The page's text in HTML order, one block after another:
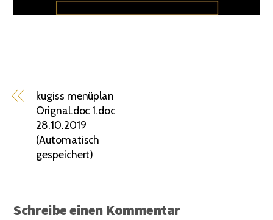
kugiss menüplan
Orignal.doc 1.doc
28.10.2019
(Automatisch
gespeichert)
Schreibe einen Kommentar